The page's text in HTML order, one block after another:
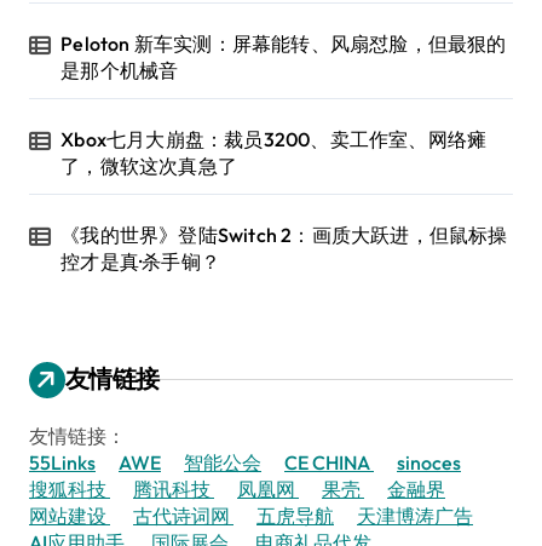
Peloton 新车实测：屏幕能转、风扇怼脸，但最狠的
是那个机械音
Xbox七月大崩盘：裁员3200、卖工作室、网络瘫
了，微软这次真急了
《我的世界》登陆Switch 2：画质大跃进，但鼠标操
控才是真·杀手锏？
友情链接
友情链接：
55Links
AWE 智能公会 CE CHINA
sinoces
搜狐科技
腾讯科技 凤凰网 果壳
金融界
网站建设
古代诗词网 五虎导航
天津博涛广告